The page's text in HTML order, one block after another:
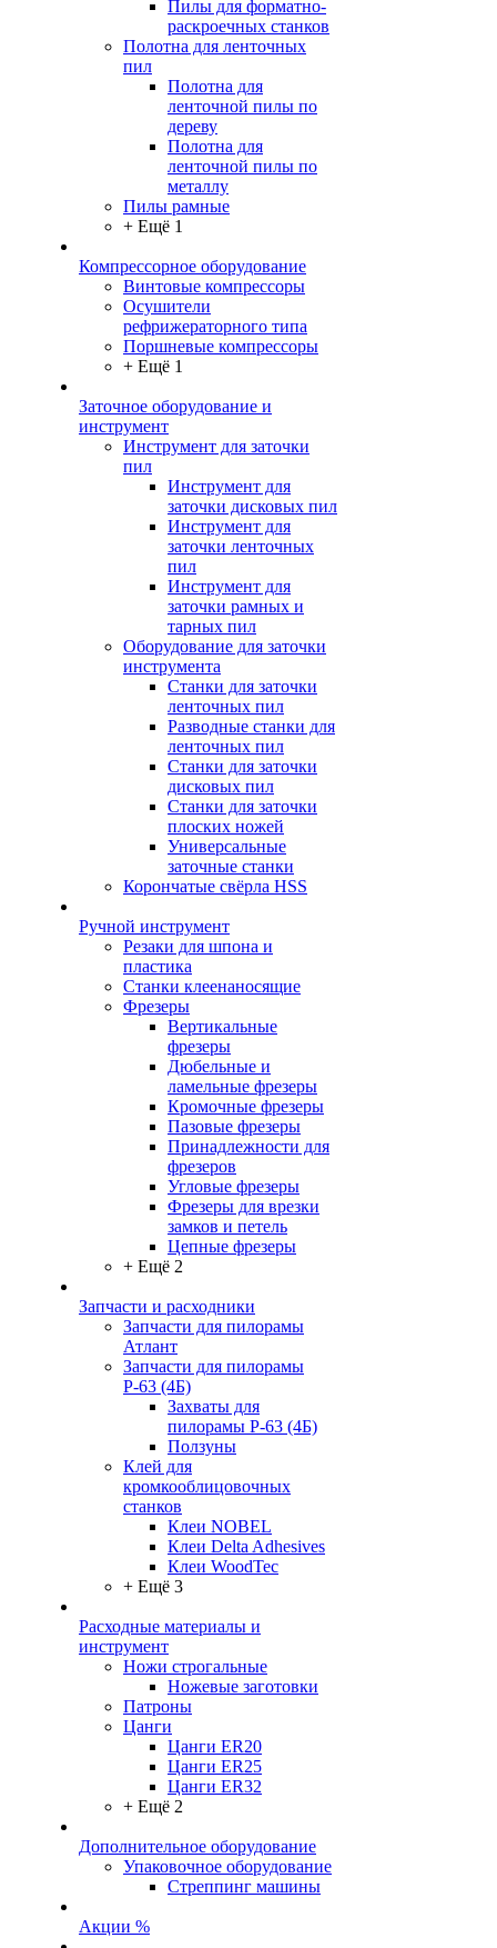
Пилы для форматно-
раскроечных станков
Полотна для ленточных
пил
Полотна для
ленточной пилы по
дереву
Полотна для
ленточной пилы по
металлу
Пилы рамные
+ Ещё 1
Компрессорное оборудование
Винтовые компрессоры
Осушители
рефрижераторного типа
Поршневые компрессоры
+ Ещё 1
Заточное оборудование и
инструмент
Инструмент для заточки
пил
Инструмент для
заточки дисковых пил
Инструмент для
заточки ленточных
пил
Инструмент для
заточки рамных и
тарных пил
Оборудование для заточки
инструмента
Станки для заточки
ленточных пил
Разводные станки для
ленточных пил
Станки для заточки
дисковых пил
Станки для заточки
плоских ножей
Универсальные
заточные станки
Корончатые свёрла HSS
Ручной инструмент
Резаки для шпона и
пластика
Станки клеенаносящие
Фрезеры
Вертикальные
фрезеры
Дюбельные и
ламельные фрезеры
Кромочные фрезеры
Пазовые фрезеры
Принадлежности для
фрезеров
Угловые фрезеры
Фрезеры для врезки
замков и петель
Цепные фрезеры
+ Ещё 2
Запчасти и расходники
Запчасти для пилорамы
Атлант
Запчасти для пилорамы
Р-63 (4Б)
Захваты для
пилорамы Р-63 (4Б)
Ползуны
Клей для
кромкооблицовочных
станков
Клеи NOBEL
Клеи Delta Adhesives
Клеи WoodTec
+ Ещё 3
Расходные материалы и
инструмент
Ножи строгальные
Ножевые заготовки
Патроны
Цанги
Цанги ER20
Цанги ER25
Цанги ER32
+ Ещё 2
Дополнительное оборудование
Упаковочное оборудование
Стреппинг машины
Акции %